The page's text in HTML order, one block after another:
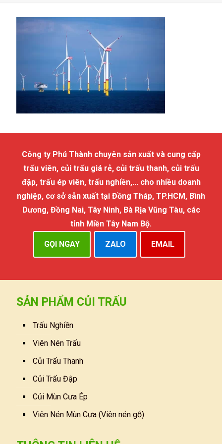
Công ty Phú Thành chuyên sản xuất và cung cấp
trấu viên, củi trấu giá rẻ, củi trấu thanh, củi trấu
đập, trấu ép viên, trấu nghiền,... cho nhiều doanh
nghiệp, cơ sở sản xuất tại Đồng Tháp, TP.HCM, Bình
Dương, Đồng Nai, Tây Ninh, Bà Rịa Vũng Tàu, các
tỉnh Miền Tây Nam Bộ.
GỌI NGAY ZALO EMAIL
SẢN PHẨM CỦI TRẤU
Trấu Nghiền
Viên Nén Trấu
Củi Trấu Thanh
Củi Trấu Đập
Củi Mùn Cưa Ép
Viên Nén Mùn Cưa (Viên nén gỗ)